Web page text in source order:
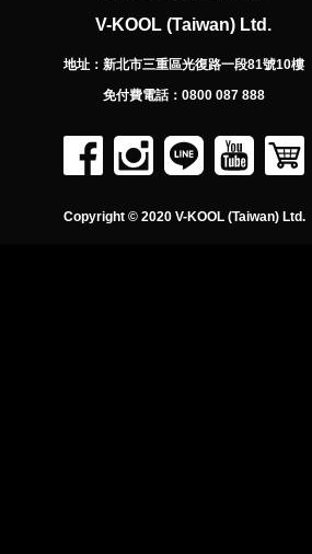
V-KOOL (Taiwan) Ltd.
地址： 新北市三重區光復路一段81號10樓
免付費電話： 0800 087 888
Copyright © 2020 V-KOOL (Taiwan) Ltd.